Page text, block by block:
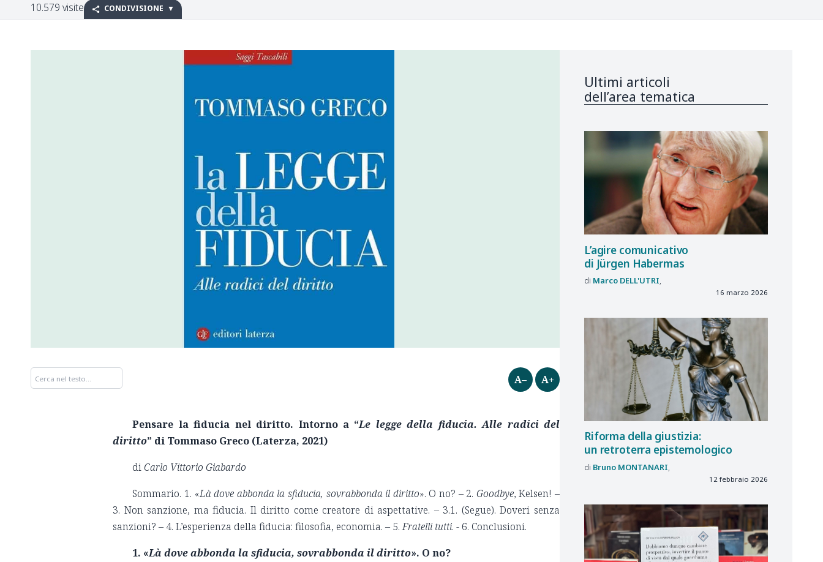
10.579 visite
CONDIVISIONE
A– A+
Pensare la fiducia nel diritto. Intorno a “Le legge della fiducia. Alle radici del
diritto” di Tommaso Greco (Laterza, 2021)
diCarlo Vittorio Giabardo
Sommario. 1. «Là dove abbonda la sfiducia, sovrabbonda il diritto». O no? – 2. Goodbye, Kelsen! –
3. Non sanzione, ma fiducia. Il diritto come creatore di aspettative. – 3.1. (Segue). Doveri senza
sanzioni? – 4. L’esperienza della fiducia: filosofia, economia. – 5.Fratelli tutti. - 6. Conclusioni.
1. «Là dove abbonda la sfiducia, sovrabbonda il diritto». O no?
Ultimi articoli
dell’area tematica
L’agire comunicativo
di Jürgen Habermas
Marco DELL'UTRI
16 marzo 2026
Riforma della giustizia:
un retroterra epistemologico
Bruno MONTANARI
12 febbraio 2026